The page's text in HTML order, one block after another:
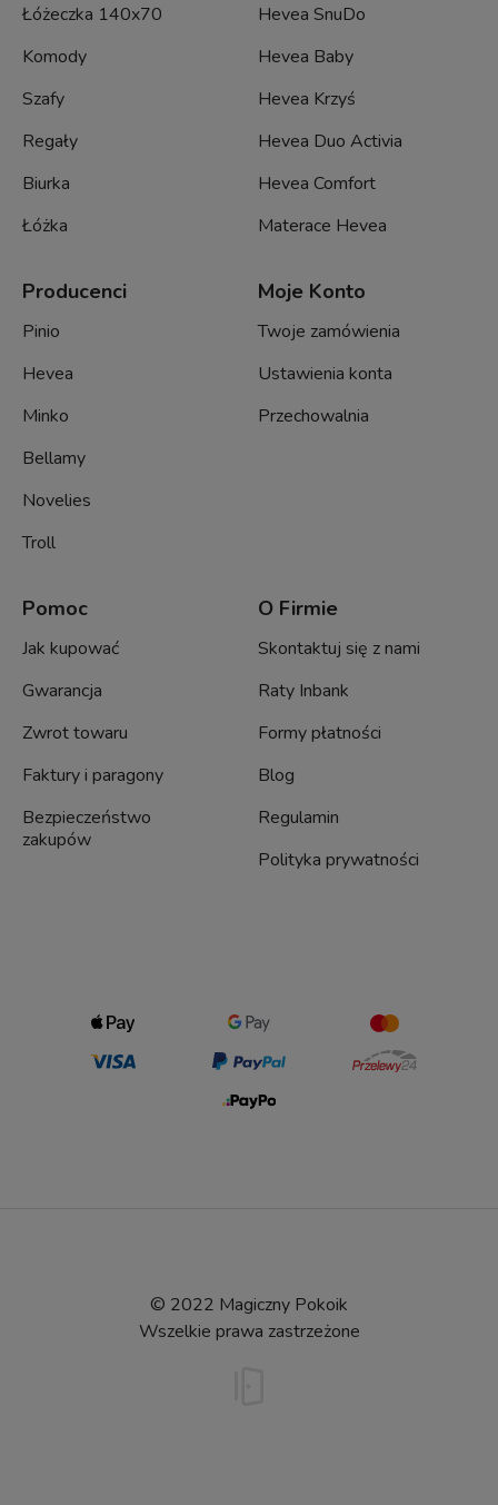
Łóżeczka 140x70
Komody
Szafy
Regały
Biurka
Łóżka
Hevea SnuDo
Hevea Baby
Hevea Krzyś
Hevea Duo Activia
Hevea Comfort
Materace Hevea
Producenci
Pinio
Hevea
Minko
Bellamy
Novelies
Troll
Moje Konto
Twoje zamówienia
Ustawienia konta
Przechowalnia
Pomoc
Jak kupować
Gwarancja
Zwrot towaru
Faktury i paragony
Bezpieczeństwo
zakupów
O Firmie
Skontaktuj się z nami
Raty Inbank
Formy płatności
Blog
Regulamin
Polityka prywatności
© 2022 Magiczny Pokoik
Wszelkie prawa zastrzeżone